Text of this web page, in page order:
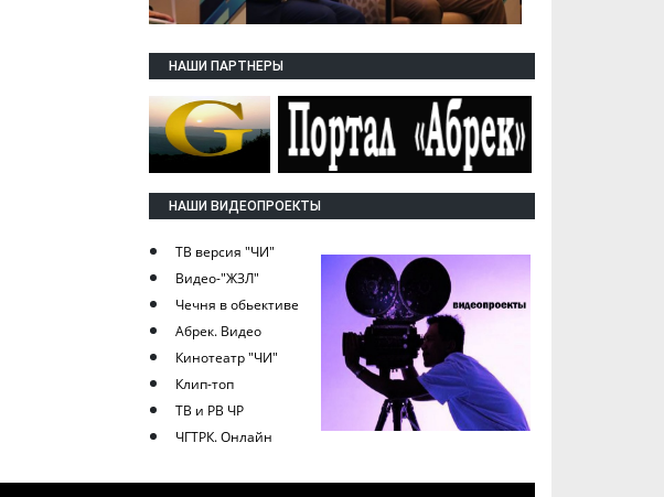
НАШИ ПАРТНЕРЫ
НАШИ ВИДЕОПРОЕКТЫ
ТВ версия "ЧИ"
Видео-"ЖЗЛ"
Чечня в обьективе
Абрек. Видео
Кинотеатр "ЧИ"
Клип-топ
ТВ и РВ ЧР
ЧГТРК. Онлайн